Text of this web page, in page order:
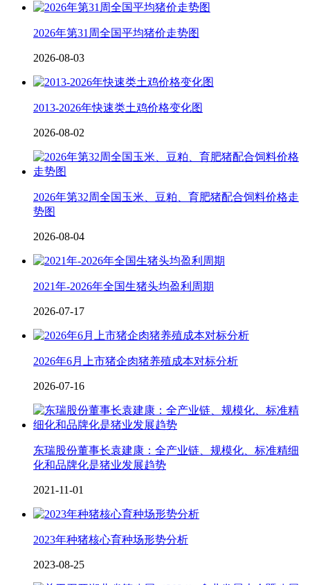
2026年第31周全国平均猪价走势图
2026-08-03
2013-2026年快速类土鸡价格变化图
2026-08-02
2026年第32周全国玉米、豆粕、育肥猪配合饲料价格走
势图
2026-08-04
2021年-2026年全国生猪头均盈利周期
2026-07-17
2026年6月上市猪企肉猪养殖成本对标分析
2026-07-16
东瑞股份董事长袁建康：全产业链、规模化、标准精细
化和品牌化是猪业发展趋势
2021-11-01
2023年种猪核心育种场形势分析
2023-08-25